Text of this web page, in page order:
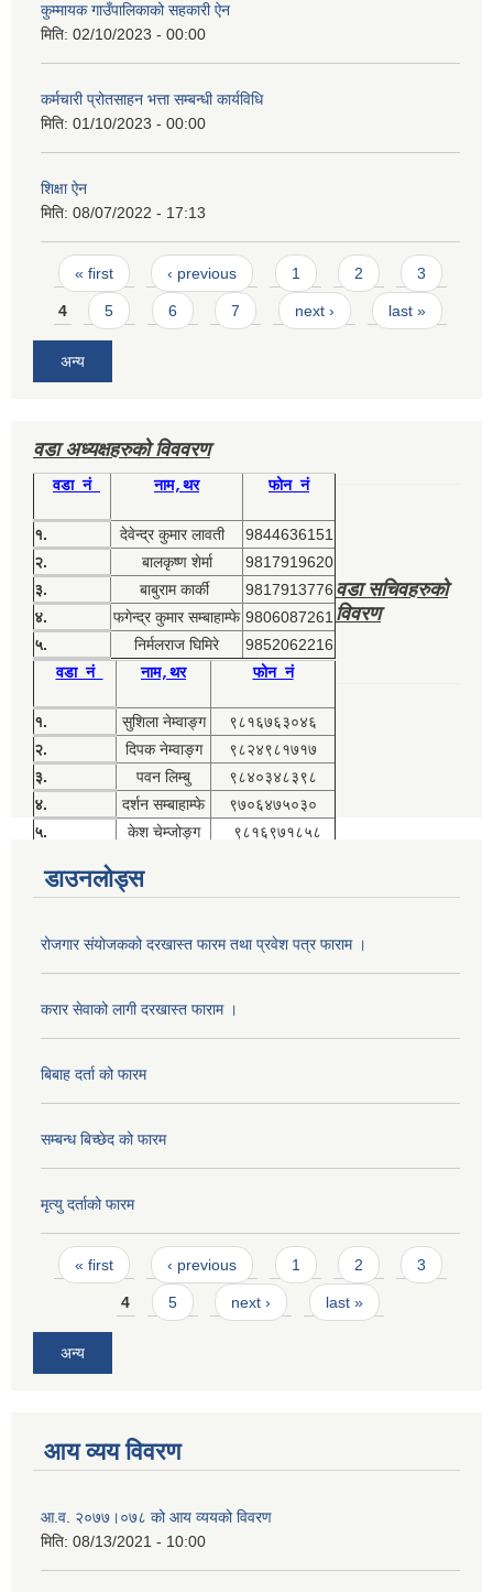
कुम्मायक गाउँपालिकाको सहकारी ऐन
मिति: 02/10/2023 - 00:00
कर्मचारी प्रोतसाहन भत्ता सम्बन्धी कार्यविधि
मिति: 01/10/2023 - 00:00
शिक्षा ऐन
मिति: 08/07/2022 - 17:13
Pages
« first ‹ previous 1 2 3
4 5 6 7 next › last »
अन्य
वडा अध्यक्षहरुको विववरण
वडा नं नाम,थर फोन नं
१. देवेन्द्र कुमार लावती
9844636151
२.
बालकृष्ण शेर्मा
9817919620
३.
बाबुराम कार्की
9817913776
४.
फगेन्द्र कुमार सम्बाहाम्फे 9806087261
५.
निर्मलराज घिमिरे 9852062216
वडा सचिवहरुको
विवरण
वडा नं नाम,थर फोन नं
१. सुशिला नेम्वाङ्ग
९८१६७६३०४६
२.
दिपक नेम्वाङ्ग
९८२४९८१७१७
३.
पवन लिम्बु
९८४०३४८३९८
४.
दर्शन सम्बाहाम्फे
९७०६४७५०३०
५.
केश चेम्जोङ्ग ९८१६९७१८५८
डाउनलोड्स
रोजगार संयोजकको दरखास्त फारम तथा प्रवेश पत्र फाराम ।
करार सेवाको लागी दरखास्त फाराम ।
बिबाह दर्ता को फारम
सम्बन्ध बिच्छेद को फारम
मृत्यु दर्ताको फारम
Pages
« first ‹ previous 1 2 3
4 5 next › last »
अन्य
आय व्यय विवरण
आ.व. २०७७।०७८ को आय व्ययको विवरण
मिति: 08/13/2021 - 10:00